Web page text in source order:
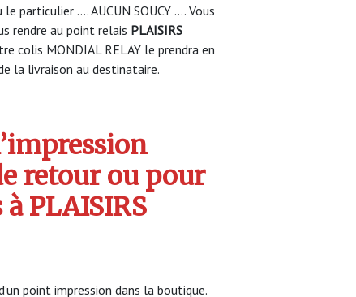
particulier …. AUCUN SOUCY …. Vous
rendre au point relais PLAISIRS
colis MONDIAL RELAY le prendra en
la livraison au destinataire.
retour ou pour
PLAISIRS
point impression dans la boutique.